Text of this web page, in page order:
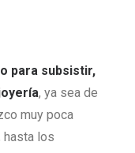
para subsistir,
, ya sea de
muy poca
hasta los